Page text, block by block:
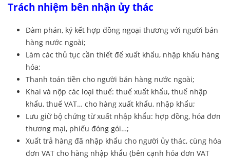
Trách nhiệm bên nhận ủy thác
Đàm phán, ký kết hợp đồng ngoại thương với người bán
hàng nước ngoài;
Làm các thủ tục cần thiết để xuất khẩu, nhập khẩu hàng
hóa;
Thanh toán tiền cho người bán hàng nước ngoài;
Khai và nộp các loại thuế: thuế xuất khẩu, thuế nhập
khẩu, thuế VAT… cho hàng xuất khẩu, nhập khẩu;
Lưu giữ bộ chứng từ xuất nhập khẩu: hợp đồng, hóa đơn
thương mại, phiếu đóng gói…;
Xuất trả hàng đã nhập khẩu cho người ủy thác, cùng hóa
đơn VAT cho hàng nhập khẩu (bên cạnh hóa đơn VAT